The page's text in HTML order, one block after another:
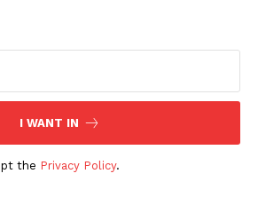
I WANT IN
the Privacy Policy.